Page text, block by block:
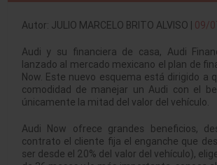
Autor: JULIO MARCELO BRITO ALVISO | 09/
Audi y su financiera de casa, Audi
lanzado al mercado mexicano el plan de
Now. Este nuevo esquema está dirigido a
comodidad de manejar un Audi con el
únicamente la mitad del valor del vehículo.
Audi Now ofrece grandes beneficios,
contrato el cliente fija el enganche que
ser desde el 20% del valor del vehículo),